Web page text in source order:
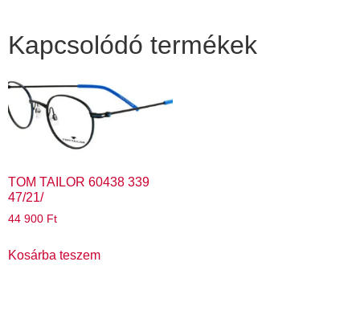
Kapcsolódó termékek
TOM TAILOR 60438 339
47/21/
44 900 Ft
Kosárba teszem